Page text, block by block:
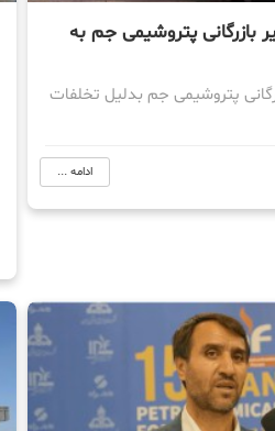
بازرگانی پتروشیمی جم به
پتروشیمی جم بدلیل تخلفات
ادامه ...